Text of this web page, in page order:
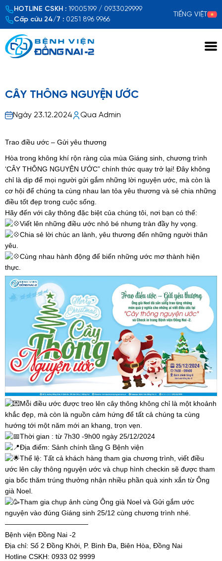
HOTLINE CSKH : 19005199 / 0933029999
Cấp cứu 24/7 : 0251 896 9966
TIẾNG VIỆT
CÂY THÔNG NGUYỆN ƯỚC
Ngày 23.12.2024 Qua Admin
Trao điều ước – Gửi yêu thương
Hòa trong không khí rộn ràng của mùa Giáng sinh, chương trình
‘CÂY THÔNG NGUYỆN ƯỚC” chính thức quay trở lại! Đây không
chỉ là dịp để mọi người gửi gắm những lời nguyện ước, mà còn là
cơ hội để chúng ta cùng nhau lan tỏa yêu thương và sẻ chia những
điều tốt đẹp trong cuộc sống.
Hãy đến với cây thông đặc biệt của chúng tôi, nơi bạn có thể:
Viết lên những điều ước nhỏ bé nhưng tràn đầy hy vọng.
Chia sẻ lời chúc an lành, yêu thương đến những người thân
yêu.
Cùng nhau hành động để biến những ước mơ thành hiện
thực.
Mỗi điều ước được treo lên cây thông không chỉ là một khoảnh
khắc đẹp, mà còn là nguồn cảm hứng để tất cả chúng ta cùng
hướng tới một năm mới an khang, trọn vẹn.
Thời gian : từ 7h30 -9h00 ngày 25/12/2024
Địa điểm: Sảnh chính tầng G Bệnh viện
Thể lệ: Tất cả khách hàng tham gia chương trình, viết điều
ước lên cây thông nguyện ước và chụp hình checkin sẽ được tham
gia bốc thăm trúng thưởng nhận nhiều phần quà xinh xắn từ Ông
già Noel.
Tham gia chụp ảnh cùng Ông già Noel và Gửi gắm ước
nguyện vào đúng Giáng sinh 25/12 cùng chương trình nhé.
————————————
Bệnh viện Đồng Nai -2
Địa chỉ: Số 2 Đồng Khởi, P. Bình Đa, Biên Hòa, Đồng Nai
Hotline CSKH: 0933 02 9999